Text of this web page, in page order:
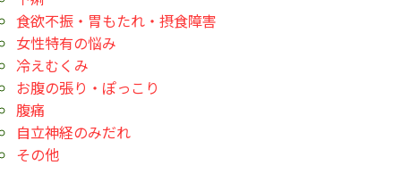
食欲不振・胃もたれ・摂食障害
女性特有の悩み
冷えむくみ
お腹の張り・ぽっこり
腹痛
自立神経のみだれ
その他